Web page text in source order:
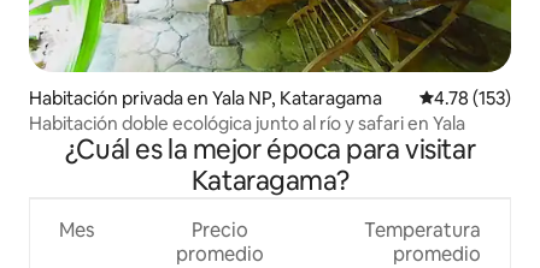
Habitación privada en Yala NP, Kataragama Calificación
4.78 (153)
Habitación doble ecológica junto al río y safari en Yala
¿Cuál es la mejor época para visitar
Kataragama?
Mes
Precio
promedio
Temperatura
promedio